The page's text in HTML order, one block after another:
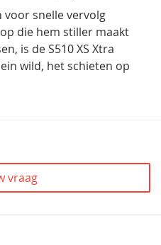
voor snelle vervolg
die hem stiller maakt
is de S510 XS Xtra
wild, het schieten op
vraag